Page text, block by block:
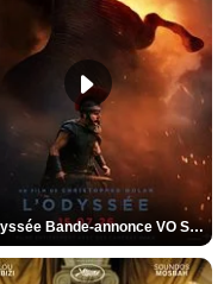
L'Odyssée Bande-annonce VO STFR